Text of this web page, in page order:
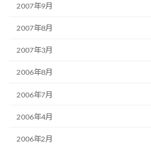
2007年9月
2007年8月
2007年3月
2006年8月
2006年7月
2006年4月
2006年2月